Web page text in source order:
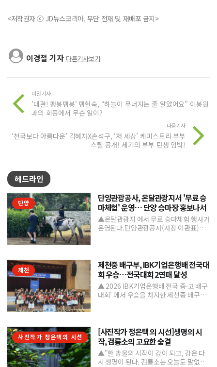
<저작권자 ⓒ JD뉴스코리아, 무단 전재 및 재배포 금지>
이경철 기자 다른기사보기
이전기사
'대결! 팽봉팽봉' 팽현숙, “하늘이 무너지는 줄 알았어요” 이봉원
과의 회동에서 무슨 일이?
다음기사
‘천국보다 아름다운’ 김혜자X손석구, ‘저 세상’ 케미스트리 부부
스틸 공개! 세기의 부부 탄생 임박!
헤드라인
단양
단양관광공사, 온달관광지서 '무료 승
마체험' 운영… 단양 승마장 홍보나서
▲온달관광지 에서 무료 승마체험 행사가
운영된다.단양관광공사(사장 이관표)가
제천
제천중 배구부, IBK기업은행배 전국대
회 우승…전국대회 2연패 달성
▲ 2026 IBK기업은행배 전국 중·고 배구
대회' 에서 우승을 차지한 제천중 배구부.
사진작가 정은택의 시선
[사진작가 정은택 의 시선]생명의 시
작, 검룡소의 고요한 숨결
▲"한 방울의 시작이 강이 되고, 강은 다
시 생명이 된다. 검룡소는 오늘도 말없이